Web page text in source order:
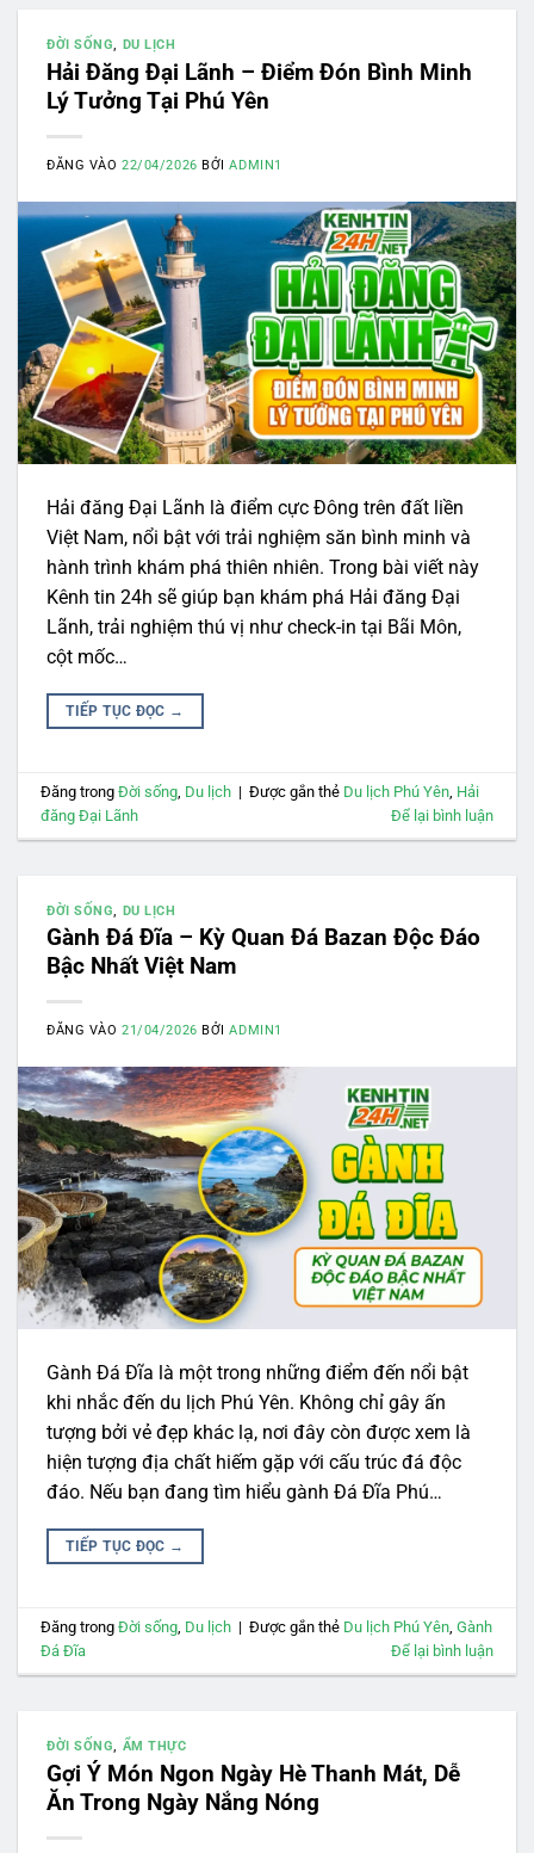
ĐỜI SỐNG, DU LỊCH
Hải Đăng Đại Lãnh – Điểm Đón Bình Minh
Lý Tưởng Tại Phú Yên
ĐĂNG VÀO22/04/2026 BỞIADMIN1
Hải đăng Đại Lãnh là điểm cực Đông trên đất liền
Việt Nam, nổi bật với trải nghiệm săn bình minh và
hành trình khám phá thiên nhiên. Trong bài viết này
Kênh tin 24h sẽ giúp bạn khám phá Hải đăng Đại
Lãnh, trải nghiệm thú vị như check-in tại Bãi Môn,
cột mốc…
TIẾP TỤC ĐỌC →
Đăng trongĐời sống, Du lịch | Được gắn thẻ Du lịch Phú Yên, Hải
đăng Đại Lãnh
Để lại bình luận
ĐỜI SỐNG, DU LỊCH
Gành Đá Đĩa – Kỳ Quan Đá Bazan Độc Đáo
Bậc Nhất Việt Nam
ĐĂNG VÀO21/04/2026 BỞIADMIN1
Gành Đá Đĩa là một trong những điểm đến nổi bật
khi nhắc đến du lịch Phú Yên. Không chỉ gây ấn
tượng bởi vẻ đẹp khác lạ, nơi đây còn được xem là
hiện tượng địa chất hiếm gặp với cấu trúc đá độc
đáo. Nếu bạn đang tìm hiểu gành Đá Đĩa Phú…
TIẾP TỤC ĐỌC →
Đăng trongĐời sống, Du lịch | Được gắn thẻ Du lịch Phú Yên,Gành
Đá Đĩa
Để lại bình luận
ĐỜI SỐNG, ẨM THỰC
Gợi Ý Món Ngon Ngày Hè Thanh Mát, Dễ
Ăn Trong Ngày Nắng Nóng